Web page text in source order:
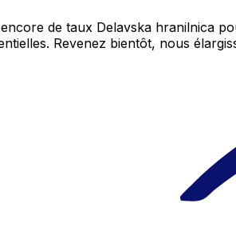
encore de taux Delavska hranilnica
Revenez bientôt, nous